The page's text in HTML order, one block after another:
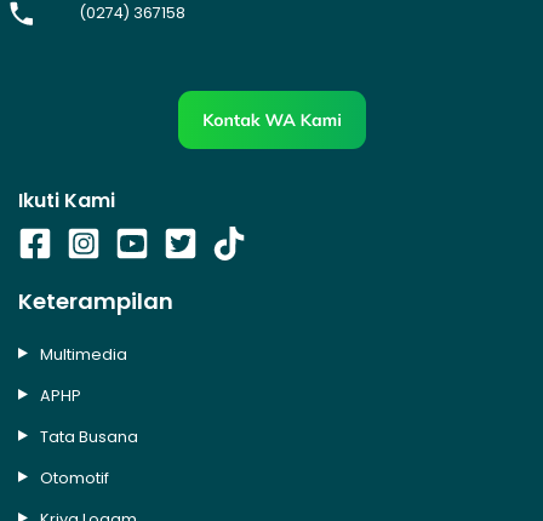
(0274) 367158
Ikuti Kami
Keterampilan
Multimedia
APHP
Tata Busana
Otomotif